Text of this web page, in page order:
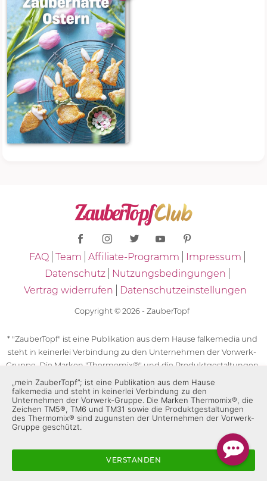
FAQ Team Affiliate-Programm
Impressum
Datenschutz
Nutzungsbedingungen
Vertrag widerrufen
Datenschutzeinstellungen
Copyright © 2026 - ZauberTopf
* "ZauberTopf" ist eine Publikation aus dem Hause falkemedia und
steht in keinerlei Verbindung zu den Unternehmen der Vorwerk-
Gruppe. Die Marken "Thermomix®" und die Produktgestaltungen
des "Thermomix®" sind eingetragene Marken der Unternehmen
der Vorwerk-Gruppe. Die Marken Thermomix®, die Zeichen TM5®,
TM6 und TM31 sowie die Produktgestaltungen des Thermomix®
sind zugunsten der Unternehmen der Vorwerk-Gruppe
geschützt. Für die Rezeptangaben in "ZauberTopf" ist
„mein ZauberTopf”; ist eine Publikation aus dem Hause
falkemedia und steht in keinerlei Verbindung zu den
Unternehmen der Vorwerk-Gruppe. Die Marken Thermomix®, die
Zeichen TM5®, TM6 und TM31 sowie die Produktgestaltungen
des Thermomix® sind zugunsten der Unternehmen der Vorwerk-
Gruppe geschützt.
VERSTANDEN